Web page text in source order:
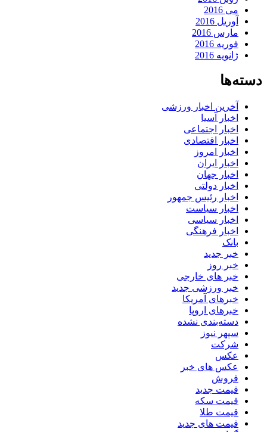
می 2016
آوریل 2016
مارس 2016
فوریه 2016
ژانویه 2016
دسته‌ها
آخرین اخبار ورزشی
اخبار آسیا
اخبار اجتماعی
اخبار اقتصادی
اخبار امروز
اخبار ایران
اخبار جهان
اخبار دولتی
اخبار رئیس جمهور
اخبار سیاست
اخبار سیاسی
اخبار فرهنگی
بانک
خبر جدید
خبر روز
خبر های خارجی
خبر ورزشی جدید
خبرهای آمریکا
خبرهای اروپا
دسته‌بندی نشده
سپهر نیوز
شرکت
عکس
عکس های خبر
فروش
قیمت جدید
قیمت سکه
قیمت طلا
قیمت های جدید